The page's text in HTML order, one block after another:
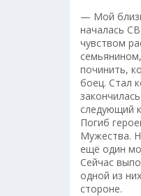
— Мой
началась
чувством
починить,
боец. Стал
следующий
Погиб
Мужества.
ещё один
Сейчас
одной из
стороне.